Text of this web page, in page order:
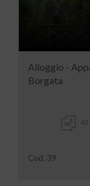
Alloggio -
Borgata
Cod. 39